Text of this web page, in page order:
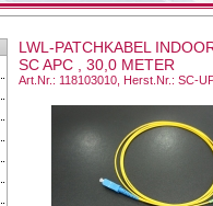
LWL-PATCHKABEL
SC APC , 30,0 METER
Art.Nr.: 118103010, Herst.Nr.: SC-